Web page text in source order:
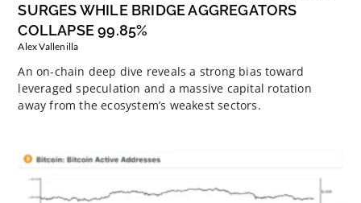
SURGES WHILE BRIDGE AGGREGATORS
COLLAPSE 99.85%
Alex Vallenilla
An on-chain deep dive reveals a strong bias toward
leveraged speculation and a massive capital rotation
away from the ecosystem’s weakest sectors.